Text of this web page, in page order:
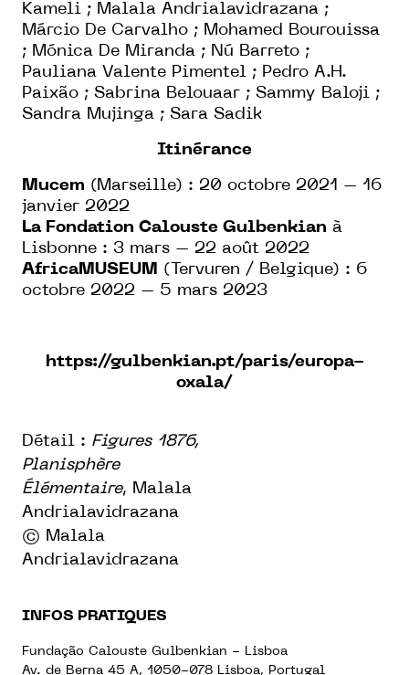
Kameli ; Malala Andrialavidrazana ;
Márcio De Carvalho ; Mohamed Bourouissa
; Mónica De Miranda ; Nú Barreto ;
Pauliana Valente Pimentel ; Pedro A.H.
Paixão ; Sabrina Belouaar ; Sammy Baloji ;
Sandra Mujinga ; Sara Sadik
Itinérance
Mucem (Marseille) : 20 octobre 2021 – 16
janvier 2022
La Fondation Calouste Gulbenkian à
Lisbonne : 3 mars – 22 août 2022
AfricaMUSEUM
(Tervuren / Belgique) : 6
octobre 2022 – 5 mars 2023
https://gulbenkian.pt/paris/europa-
oxala/
Détail : Figures 1876,
Planisphère
Élémentaire, Malala
Andrialavidrazana
© Malala
Andrialavidrazana
INFOS PRATIQUES
Fundação Calouste Gulbenkian - Lisboa
Av. de Berna 45 A, 1050-078 Lisboa, Portugal